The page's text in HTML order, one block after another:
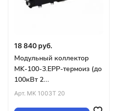
18 840 руб.
Модульный коллектор
MK-100-3.EPP-термоиз (до
100кВт 2
магистр.подкл.G1¼″ 3конт
Арт. MK 1003T 20